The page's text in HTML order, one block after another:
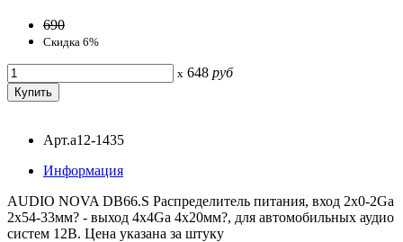
690
Скидка 6%
x 648 руб
Арт.a12-1435
Информация
AUDIO NOVA DB66.S Распределитель питания, вход 2х0-2Ga
2х54-33мм? - выход 4х4Ga 4х20мм?, для автомобильных аудио
систем 12В. Цена указана за штуку